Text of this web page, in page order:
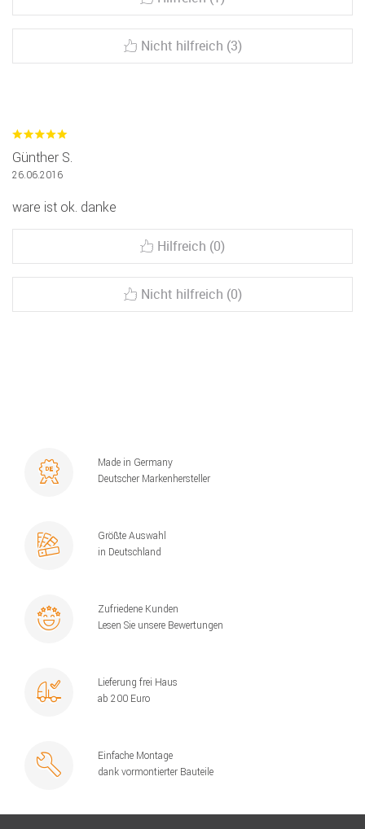
Nicht hilfreich (3)
Günther S.
26.06.2016
ware ist ok. danke
Hilfreich (0)
Nicht hilfreich (0)
Made in Germany
Deutscher Markenhersteller
Größte Auswahl
in Deutschland
Zufriedene Kunden
Lesen Sie unsere Bewertungen
Lieferung frei Haus
ab 200 Euro
Einfache Montage
dank vormontierter Bauteile